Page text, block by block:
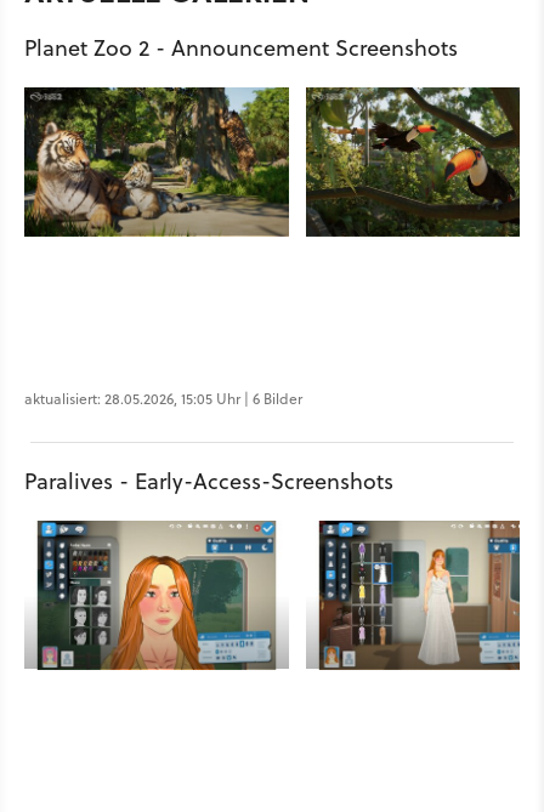
Planet Zoo 2 - Announcement Screenshots
aktualisiert: 28.05.2026, 15:05 Uhr | 6 Bilder
Paralives - Early-Access-Screenshots